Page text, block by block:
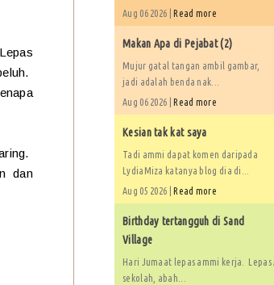
dan
Aug 06 2026 | Read more
Makan Apa di Pejabat (2)
Mujur gatal tangan ambil gambar,
jadi adalah benda nak...
Aug 06 2026 | Read more
Kesian tak kat saya
Tadi ammi dapat komen daripada
LydiaMiza katanya blog dia di...
Aug 05 2026 | Read more
Birthday tertangguh di Sand
Village
Hari Jumaat lepas ammi kerja. Lepas
sekolah, abah...